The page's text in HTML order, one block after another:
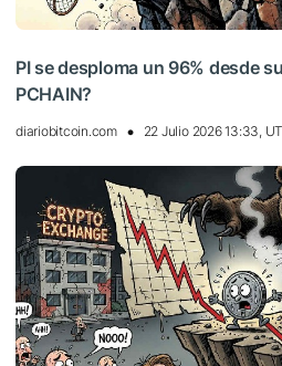
PI se desploma un 96% desde
PCHAIN?
diariobitcoin.com 22 Julio 2026 13:33,